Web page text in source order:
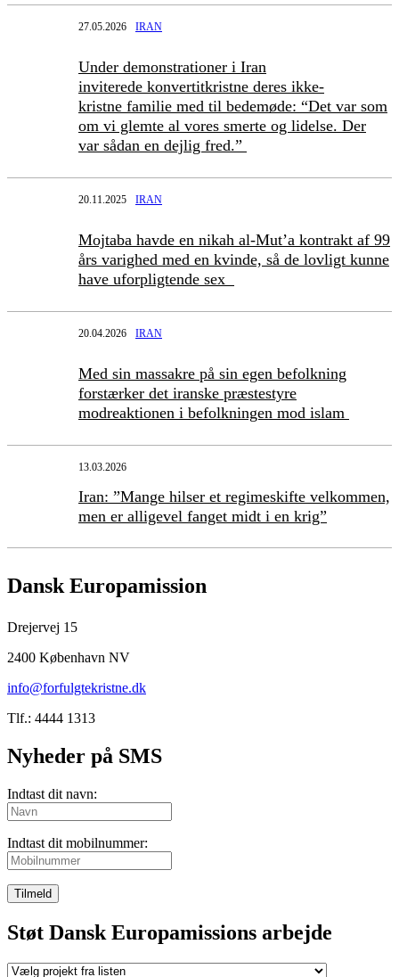
27.05.2026 IRAN
Under demonstrationer i Iran
inviterede konvertitkristne deres ikke-
kristne familie med til bedemøde: “Det var som
om vi glemte al vores smerte og lidelse. Der
var sådan en dejlig fred.”
20.11.2025 IRAN
Mojtaba havde en nikah al-Mut’a kontrakt af 99
års varighed med en kvinde, så de lovligt kunne
have uforpligtende sex
20.04.2026 IRAN
Med sin massakre på sin egen befolkning
forstærker det iranske præstestyre
modreaktionen i befolkningen mod islam
13.03.2026
Iran: ”Mange hilser et regimeskifte velkommen,
men er alligevel fanget midt i en krig”
Dansk Europamission
Drejervej 15
2400 København NV
info@forfulgtekristne.dk
Tlf.: 4444 1313
Nyheder på SMS
Indtast dit navn:
Indtast dit mobilnummer:
Tilmeld
Støt Dansk Europamissions arbejde